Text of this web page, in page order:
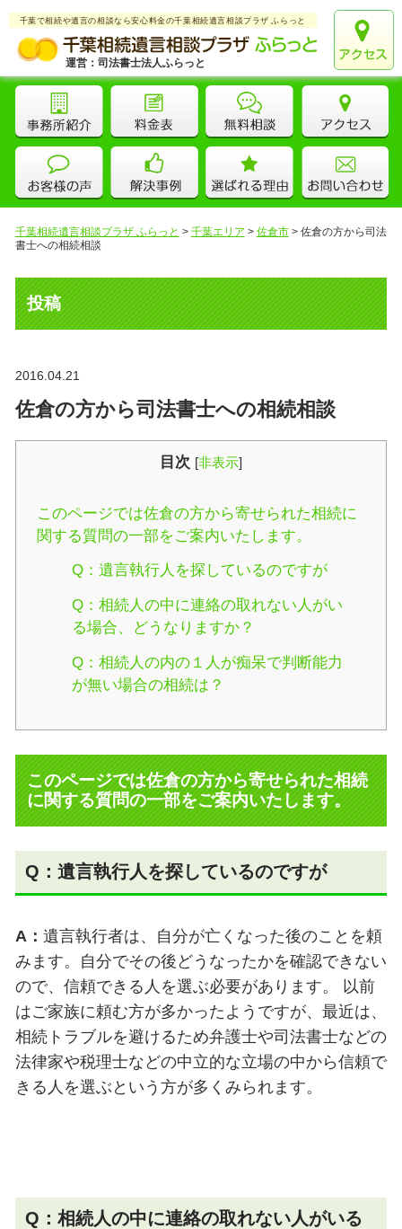
千葉で相続や遺言の相談なら安心料金の千葉相続遺言相談プラザ ふらっと
運営：司法書士法人ふらっと
千葉相続遺言相談プラザ ふらっと > 千葉エリア > 佐倉市> 佐倉の方から司法
書士への相続相談
投稿
2016.04.21
佐倉の方から司法書士への相続相談
目次 [非表示]
このページでは佐倉の方から寄せられた相続に
関する質問の一部をご案内いたします。
Q：遺言執行人を探しているのですが
Q：相続人の中に連絡の取れない人がい
る場合、どうなりますか？
Q：相続人の内の１人が痴呆で判断能力
が無い場合の相続は？
このページでは佐倉の方から寄せられた相続
に関する質問の一部をご案内いたします。
Q：遺言執行人を探しているのですが
A： 遺言執行者は、自分が亡くなった後のことを頼
みます。自分でその後どうなったかを確認できない
ので、信頼できる人を選ぶ必要があります。 以前
はご家族に頼む方が多かったようですが、最近は、
相続トラブルを避けるため弁護士や司法書士などの
法律家や税理士などの中立的な立場の中から信頼で
きる人を選ぶという方が多くみられます。
Q：相続人の中に連絡の取れない人がいる